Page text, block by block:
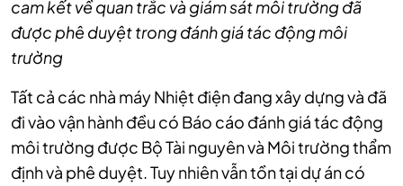
cam kết về quan trắc và giám sát môi trường đã
được phê duyệt trong đánh giá tác động môi
trường
Tất cả các nhà máy Nhiệt điện đang xây dựng và đã
đi vào vận hành đều có Báo cáo đánh giá tác động
môi trường được Bộ Tài nguyên và Môi trường thẩm
định và phê duyệt. Tuy nhiên vẫn tồn tại dự án có